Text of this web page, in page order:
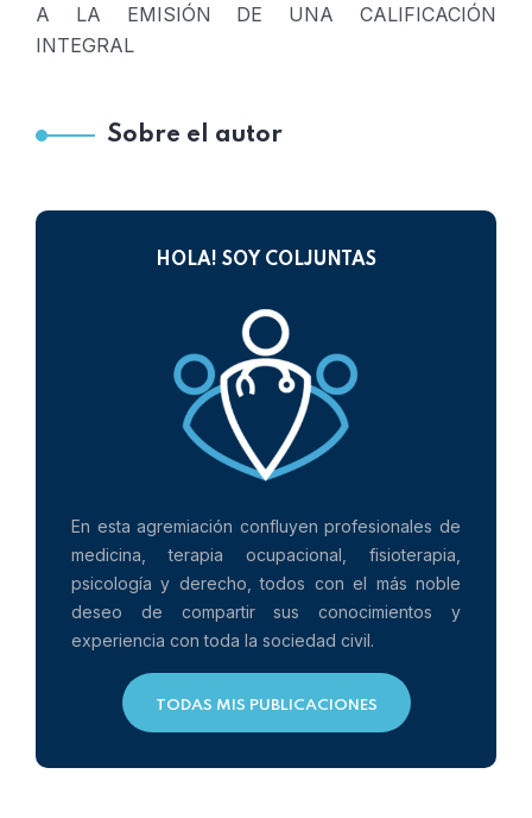
A LA EMISIÓN DE UNA CALIFICACIÓN
INTEGRAL
Sobre el autor
HOLA! SOY COLJUNTAS
En esta agremiación confluyen profesionales de
medicina, terapia ocupacional, fisioterapia,
psicología y derecho, todos con el más noble
deseo de compartir sus conocimientos y
experiencia con toda la sociedad civil.
TODAS MIS PUBLICACIONES